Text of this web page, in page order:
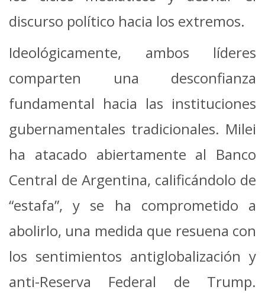
discurso político hacia los extremos.
Ideológicamente, ambos líderes
comparten una desconfianza
fundamental hacia las instituciones
gubernamentales tradicionales. Milei
ha atacado abiertamente al Banco
Central de Argentina, calificándolo de
“estafa”, y se ha comprometido a
abolirlo, una medida que resuena con
los sentimientos antiglobalización y
anti-Reserva Federal de Trump.